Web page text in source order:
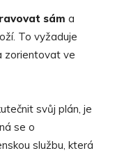
sám a
To vyžaduje
zorientovat ve
svůj plán, je
se o
službu, která